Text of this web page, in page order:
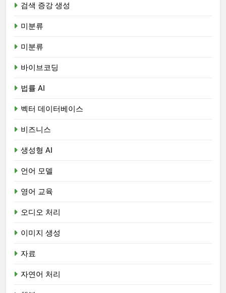
검색 증강 생성
미분류
미분류
바이브코딩
법률 AI
벡터 데이터베이스
비즈니스
생성형 AI
언어 모델
영어 교육
오디오 처리
이미지 생성
자료
자연어 처리